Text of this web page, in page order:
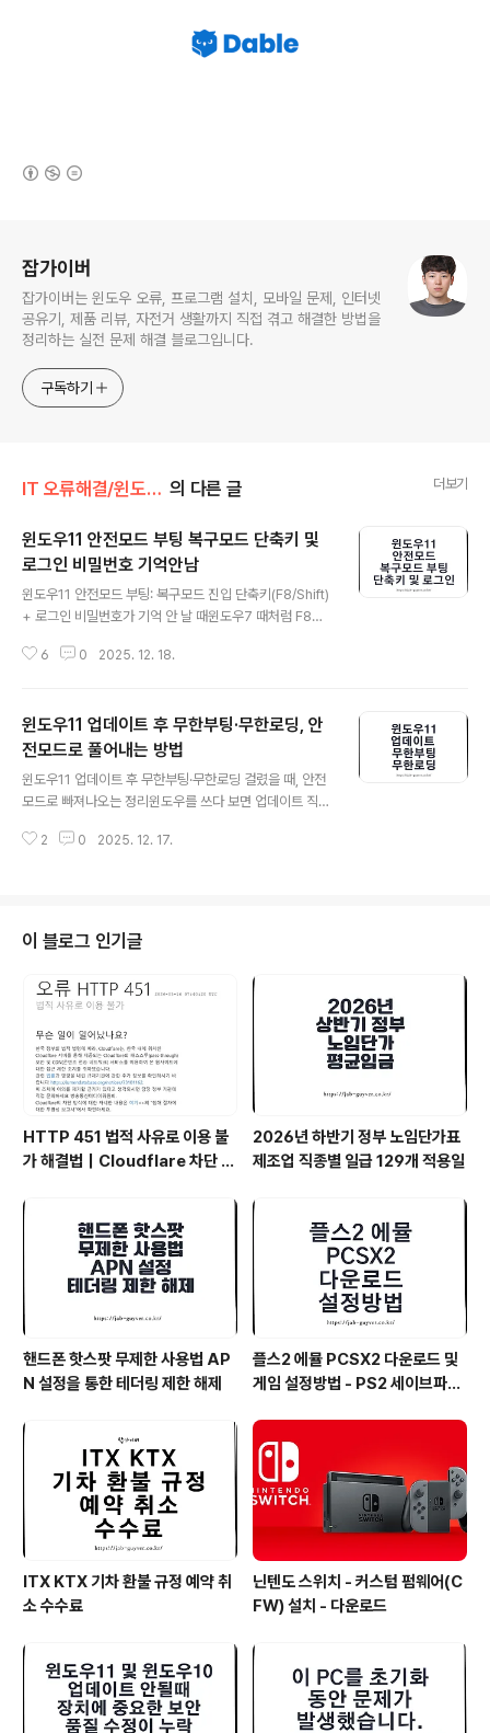
잡가이버
잡가이버는 윈도우 오류, 프로그램 설치, 모바일 문제, 인터넷
공유기, 제품 리뷰, 자전거 생활까지 직접 겪고 해결한 방법을
정리하는 실전 문제 해결 블로그입니다.
구독하기
IT 오류해결/윈도우·부팅 오류 의 다른 글 더보기
윈도우11 안전모드 부팅 복구모드 단축키 및
로그인 비밀번호 기억안남
윈도우11 안전모드 부팅: 복구모드 진입 단축키(F8/Shift)
+ 로그인 비밀번호가 기억 안 날 때윈도우7 때처럼 F8만
요즘 윈도우11은 부팅이 빨라졌고(SSD/NVMe), 보안(UE
우가 더 흔합니다.바로 찾는 키워드윈도우11 안전모드, 복
구모드, Shift + 다시 시작, F4/F5/F6, msconfig, bcde
dit, BitLocker윈도우11에서 안전모드 진입이 더 까다로
워진 이유안전모드는 최소 드라이버/서비스만 올리기 때문
을 가려내기에 좋습니다.그런데 “..
6 0 2025. 12. 18.
윈도우11 업데이트 후 무한부팅·무한로딩, 안
전모드로 풀어내는 방법
윈도우11 업데이트 후 무한부팅·무한로딩 걸렸을 때, 안전
모드로 빠져나오는 정리윈도우를 쓰다 보면 업데이트 직후
생깁니다.대개는 업데이트 파일 일부 누락, 드라이버 충돌,
나, 복구 환경에서 업데이트 전 상태로 되돌리는 쪽이 가장
현실적입니다. 윈도우 업데이트 후 무한부팅 재부팅 안됨
복구방법 6가지 - 노랗IT월드윈도우10의 경우 업데이트
후에도 안정성이 좋지 못했는데 최근에는 그래도 문제가
많이 최적화가 잘 되느것으로 보입니다. 하지만 최근 출시
된 윈도우11은 빌드 업데이트 마다 각..
2 0 2025. 12. 17.
이 블로그 인기글
HTTP 451 법적 사유로 이용 불
가 해결법｜Cloudflare 차단 원
2026년 하반기 정부 노임단가표
제조업 직종별 일급 129개 적용일
핸드폰 핫스팟 무제한 사용법 AP
N 설정을 통한 테더링 제한 해제
플스2 에뮬 PCSX2 다운로드 및
게임 설정방법 - PS2 세이브파일
ITX KTX 기차 환불 규정 예약 취
소 수수료
닌텐도 스위치 - 커스텀 펌웨어(C
FW) 설치 - 다운로드